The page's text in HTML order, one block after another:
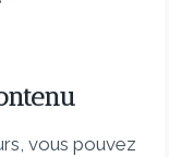
vous pouvez